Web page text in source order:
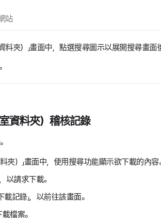
站
料夾）」畫面中，點選搜尋圖示以展開搜尋畫面
資料夾）稽核記錄
夾）」畫面中，使用搜尋功能顯示欲下載的內容
以請求下載。
記錄」，以前往該畫面。
檔案。